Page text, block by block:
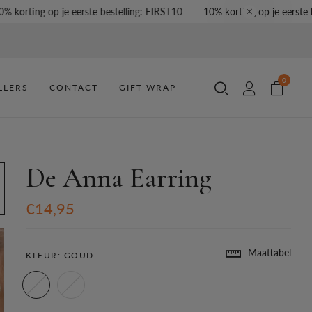
korting op je eerste bestelling: FIRST10 10% korting op je eerste
CONTACT GIFT WRAP
0
De Anna Earring
€14,95
KLEUR: GOUD Maattabel